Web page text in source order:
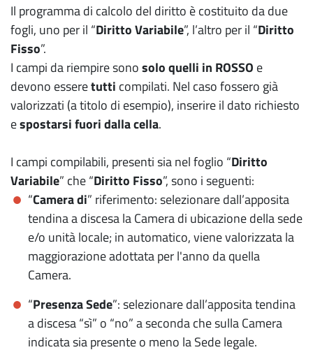
Il programma di calcolo del diritto è costituito da due
fogli, uno per il “Diritto Variabile”, l’altro per il “Diritto
Fisso”.
I campi da riempire sonosolo quelli in ROSSO e
devono esseretutti compilati. Nel caso fossero già
valorizzati (a titolo di esempio), inserire il dato richiesto
espostarsi fuori dalla cella.
I campi compilabili, presenti sia nel foglio “Diritto
Variabile” che “Diritto Fisso”, sono i seguenti:
“Camera di” riferimento: selezionare dall’apposita
tendina a discesa la Camera di ubicazione della sede
e/o unità locale; in automatico, viene valorizzata la
maggiorazione adottata per l'anno da quella
Camera.
“Presenza Sede”: selezionare dall’apposita tendina
a discesa “sì” o “no” a seconda che sulla Camera
indicata sia presente o meno la Sede legale.